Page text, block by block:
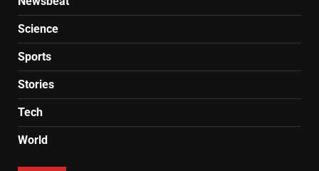
Science
Sports
Stories
Tech
World